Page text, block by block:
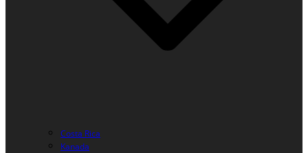
Costa Rica
Kanada